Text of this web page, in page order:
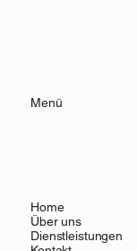
Menü
Home
Über uns
Dienstleistungen